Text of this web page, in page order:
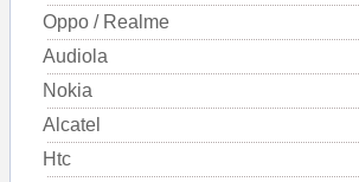
Oppo / Realme
Audiola
Nokia
Alcatel
Htc